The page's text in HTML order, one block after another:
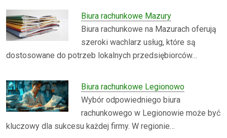
Biura rachunkowe Mazury
Biura rachunkowe na Mazurach oferują
szeroki wachlarz usług, które są
dostosowane do potrzeb lokalnych przedsiębiorców…
Biura rachunkowe Legionowo
Wybór odpowiedniego biura
rachunkowego w Legionowie może być
kluczowy dla sukcesu każdej firmy. W regionie…